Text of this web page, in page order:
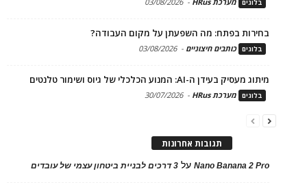
בלוגים
בחירות בפתח: מה השפעתן על מקום העבודה?
בלוגים כותבים חיצוניים -
03/08/2026
מיתוג מעסיק בעידן ה-AI: המנוע הכלכלי של גיוס ושימור טלנטים
בלוגים מערכת HRus -
30/07/2026
תגובות אחרונות
Nano Banana 2 Proעל 3 דרכים לבניית ביטחון עצמי של עובדים